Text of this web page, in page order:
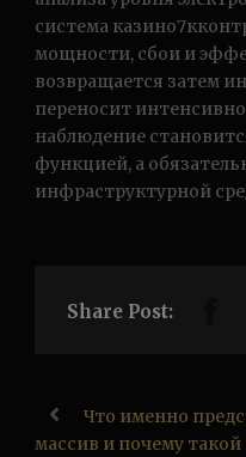
система
мощности, сбои и
возвращается затем
переносит
наблюдение
функцией, а
инфраструктурной
Share Post:
Что именно
массив и почему